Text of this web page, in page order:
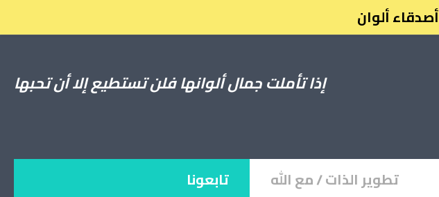
أصدقاء ألوان
إذا تأملت جمال ألوانها فلن تستطيع إلا أن تحبها
تطوير الذات/مع الله تابعونا